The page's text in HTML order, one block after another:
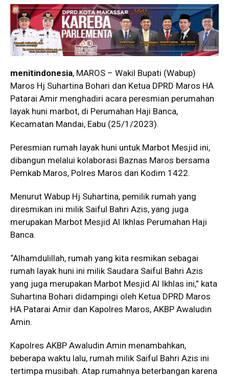
menitindonesia, MAROS – Wakil Bupati (Wabup)
Maros Hj Suhartina Bohari dan Ketua DPRD Maros HA
Patarai Amir menghadiri acara peresmian perumahan
layak huni marbot, di Perumahan Haji Banca,
Kecamatan Mandai, Eabu (25/1/2023).
Peresmian rumah layak huni untuk Marbot Mesjid ini,
dibangun melalui kolaborasi Baznas Maros bersama
Pemkab Maros, Polres Maros dan Kodim 1422.
Menurut Wabup Hj Suhartina, pemilik rumah yang
diresmikan ini milik Saiful Bahri Azis, yang juga
merupakan Marbot Mesjid Al Ikhlas Perumahan Haji
Banca.
“Alhamdulillah, rumah yang kita resmikan sebagai
rumah layak huni ini milik Saudara Saiful Bahri Azis
yang juga merupakan Marbot Mesjid Al Ikhlas ini,” kata
Suhartina Bohari didampingi oleh Ketua DPRD Maros
HA Patarai Amir dan Kapolres Maros, AKBP Awaludin
Amin.
Kapolres AKBP Awaludin Amin menambahkan,
beberapa waktu lalu, rumah milik Saiful Bahri Azis ini
tertimpa musibah. Atap rumahnya beterbangan karena